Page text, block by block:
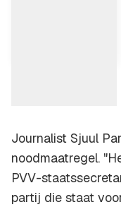
Journalist Sjuul
noodmaatregel.
PVV-
partij die staat